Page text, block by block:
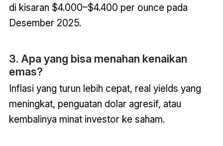
di kisaran $4.000–$4.400 per ounce pada
Desember 2025.
3. Apa yang bisa menahan kenaikan
emas?
Inflasi yang turun lebih cepat, real yields yang
meningkat, penguatan dolar agresif, atau
kembalinya minat investor ke saham.